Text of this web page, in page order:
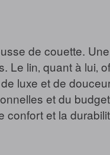
de couette.
lin‚ quant à lui‚
luxe et de
et du
confort et la